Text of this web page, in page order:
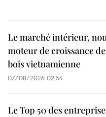
Le marché intérieur,
moteur de croissance
bois vietnamienne
07/08/2026 02:54
Le Top 50 des